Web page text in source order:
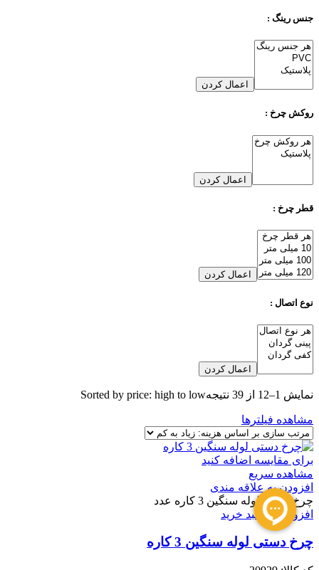
جنس رینگ :
اعمال کردن
روکش چرخ :
اعمال کردن
قطر چرخ :
اعمال کردن
نوع اتصال :
اعمال کردن
نمایش 1–12 از 39 نتیجه Sorted by price: high to low
مشاهده فیلترها
برای مقایسه اضافه کنید
مشاهده سریع
افزودن به علاقه مندی
چرخ دستی لوله سنگین 3 کاره عدد
افزودن به سبد خرید
چرخ دستی لوله سنگین 3 کاره